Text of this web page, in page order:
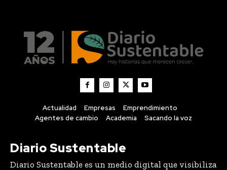
Actualidad Empresas
Emprendimiento
Agentes de cambio
Academia Sacando la voz
Diario Sustentable
Diario Sustentable es un medio digital que visibiliza